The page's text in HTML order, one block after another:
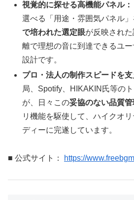
視覚的に探せる高機能パネル：
選べる「用途・雰囲気パネル」
で培われた選定眼が反映され
離で理想の音に到達できるユ
設計です。
プロ・法人の制作スピードを支
局、Spotify、HIKAKIN氏等の
が、日々この妥協のない品質管
リ機能を駆使して、ハイクオ
ディーに完遂しています。
■ 公式サイト： https://